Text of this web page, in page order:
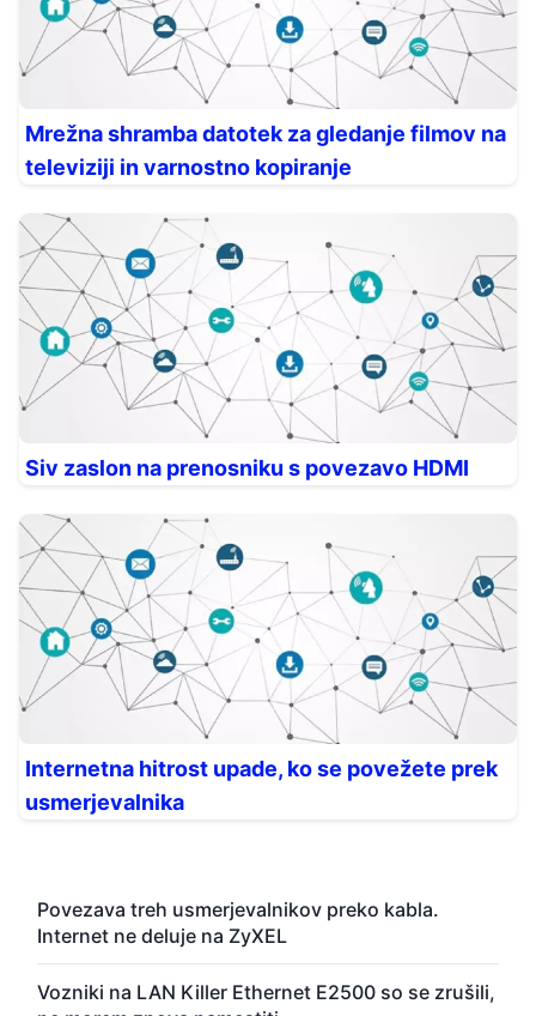
Mrežna shramba datotek za gledanje filmov na
televiziji in varnostno kopiranje
Siv zaslon na prenosniku s povezavo HDMI
Internetna hitrost upade, ko se povežete prek
usmerjevalnika
Povezava treh usmerjevalnikov preko kabla.
Internet ne deluje na ZyXEL
Vozniki na LAN Killer Ethernet E2500 so se zrušili,